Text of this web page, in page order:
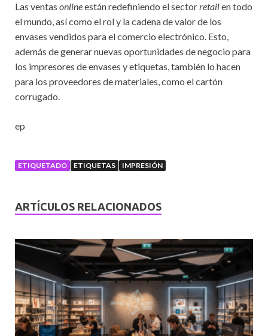
Las ventas onlineestán redefiniendo el sectorretailen todo
el mundo, así como el rol y la cadena de valor de los
envases vendidos para el comercio electrónico. Esto,
además de generar nuevas oportunidades de negocio para
los impresores de envases y etiquetas, también lo hacen
para los proveedores de materiales, como el cartón
corrugado.
ep
ETIQUETADO ETIQUETAS IMPRESIÓN
ARTÍCULOS RELACIONADOS